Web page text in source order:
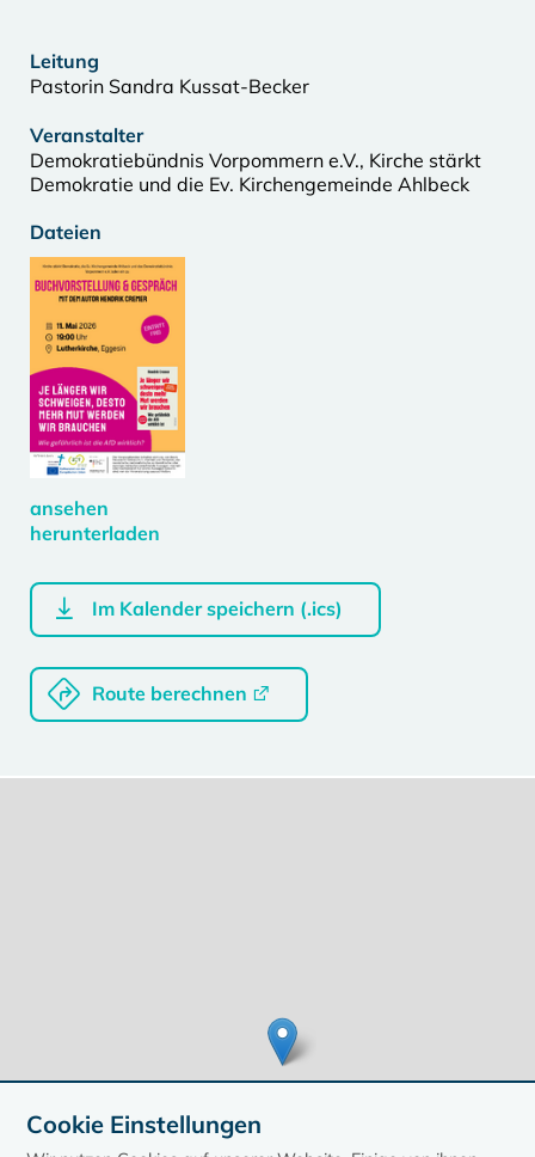
Leitung
Pastorin Sandra Kussat-Becker
Veranstalter
Demokratiebündnis Vorpommern e.V., Kirche stärkt
Demokratie und die Ev. Kirchengemeinde Ahlbeck
Dateien
ansehen
herunterladen
Im Kalender speichern (.ics)
Route berechnen
Cookie Einstellungen